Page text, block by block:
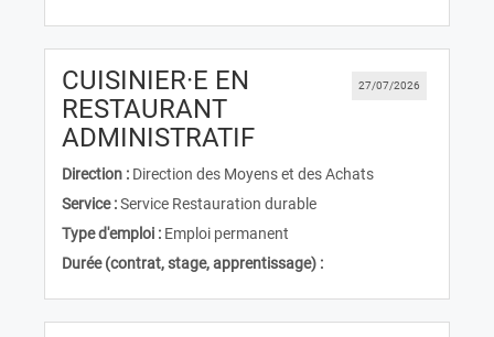
27/07/2026
CUISINIER·E EN
RESTAURANT
ADMINISTRATIF(Nouvelle fenêtre)
Direction : Direction des Moyens et des Achats
Service :Service Restauration durable
Type d'emploi : Emploi permanent
Durée (contrat, stage, apprentissage) :